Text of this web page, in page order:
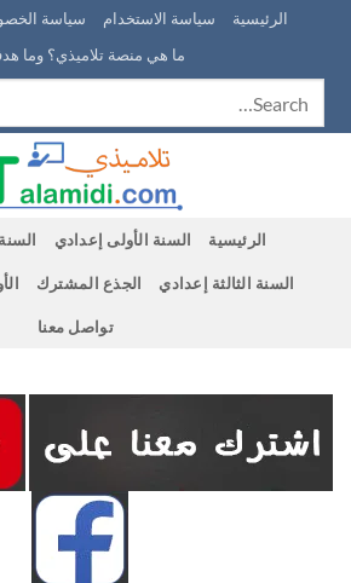
content
الرئيسية سياسة الاستخدام سياسة
ما هي منصة تلاميذي؟ وما
الرئيسية السنة الأولى إعدادي
السنة الثالثة إعدادي الجذع المشترك
تواصل معنا